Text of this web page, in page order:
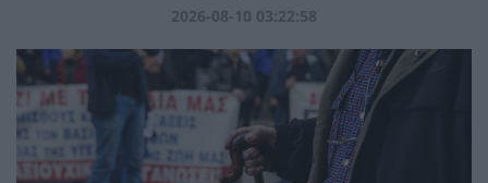
2026-08-10 03:22:58